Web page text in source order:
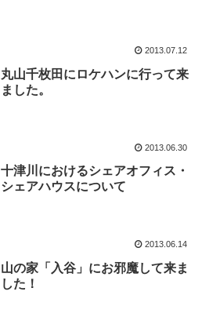
2013.07.12
丸山千枚田にロケハンに行って来
ました。
2013.06.30
十津川におけるシェアオフィス・
シェアハウスについて
2013.06.14
山の家「入谷」にお邪魔して来ま
した！